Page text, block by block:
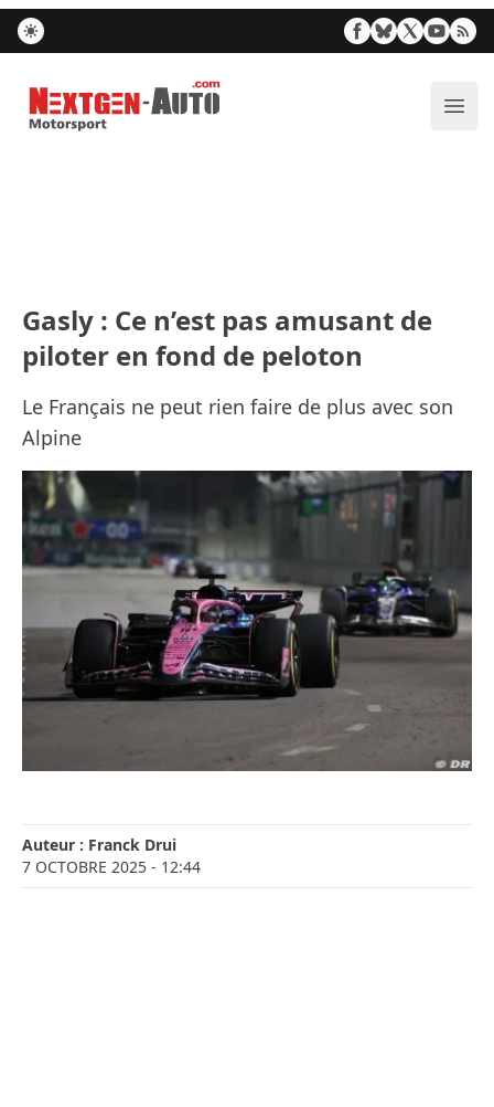
Nextgen-Auto.com
Gasly : Ce n’est pas amusant de
piloter en fond de peloton
Le Français ne peut rien faire de plus avec son
Alpine
Auteur : Franck Drui
7 OCTOBRE 2025 - 12:44